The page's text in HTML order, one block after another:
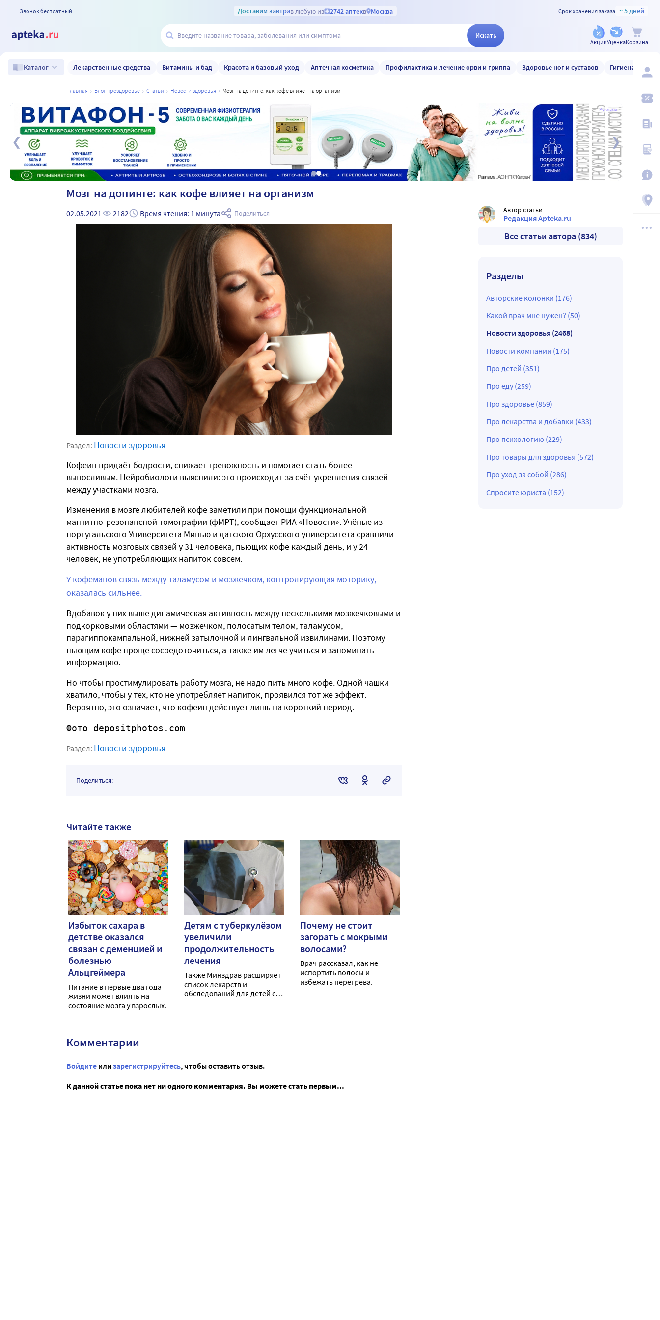
Звонок бесплатный Доставим завтрав любую из 2742 аптекв Москва Срок хранения заказа ~ 5 дней
Искать
АкцииУценкаКорзина
Каталог Лекарственные средства Витамины и бад Красота и базовый уход Аптечная косметика Профилактика и лечение орви и гриппа Здоровье ног и суставов Гигиена и уход
главная блог проздоровье статьи новости здоровья мозг на допинге: как кофе влияет на организм
Реклама
Мозг на допинге: как кофе влияет на организм
02.05.2021 2182 Время чтения: 1 минута Поделиться
Раздел: Новости здоровья
Кофеин придаёт бодрости, снижает тревожность и помогает стать более
выносливым. Нейробиологи выяснили: это происходит за счёт укрепления связей
между участками мозга.
Изменения в мозге любителей кофе заметили при помощи функциональной
магнитно-резонансной томографии (фМРТ), сообщает РИА «Новости». Учёные из
португальского Университета Минью и датского Орхусского университета сравнили
активность мозговых связей у 31 человека, пьющих кофе каждый день, и у 24
человек, не употребляющих напиток совсем.
У кофеманов связь между таламусом и мозжечком, контролирующая моторику,
оказалась сильнее.
Вдобавок у них выше динамическая активность между несколькими мозжечковыми и
подкорковыми областями — мозжечком, полосатым телом, таламусом,
парагиппокампальной, нижней затылочной и лингвальной извилинами. Поэтому
пьющим кофе проще сосредоточиться, а также им легче учиться и запоминать
информацию.
Но чтобы простимулировать работу мозга, не надо пить много кофе. Одной чашки
хватило, чтобы у тех, кто не употребляет напиток, проявился тот же эффект.
Вероятно, это означает, что кофеин действует лишь на короткий период.
Фото depositphotos.com
Раздел: Новости здоровья
Поделиться:
Читайте также
Избыток сахара в
детстве оказался
связан с деменцией и
болезнью
Альцгеймера
Питание в первые два года
жизни может влиять на
состояние мозга у взрослых.
Детям с туберкулёзом
увеличили
продолжительность
лечения
Также Минздрав расширяет
список лекарств и
обследований для детей с
Почему не стоит
загорать с мокрыми
волосами?
Врач рассказал, как не
испортить волосы и
избежать перегрева.
Комментарии
Войдите или зарегистрируйтесь, чтобы оставить отзыв.
К данной статье пока нет ни одного комментария. Вы можете стать первым...
Автор статьи
Редакция Apteka.ru
Все статьи автора (834)
Разделы
Авторские колонки (176)
Какой врач мне нужен? (50)
Новости здоровья (2468)
Новости компании (175)
Про детей (351)
Про еду (259)
Про здоровье (859)
Про лекарства и добавки (433)
Про психологию (229)
Про товары для здоровья (572)
Про уход за собой (286)
Спросите юриста (152)